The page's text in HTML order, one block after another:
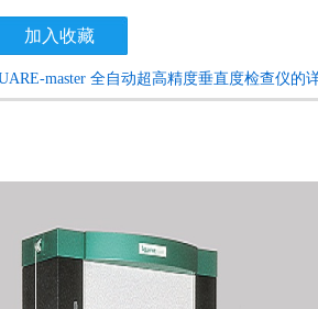
加入收藏
master 全自动超高精度垂直度检查仪的